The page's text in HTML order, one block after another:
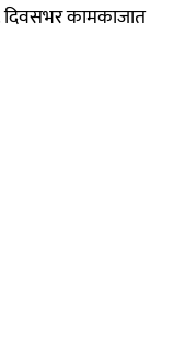
दिवसभर कामकाजात